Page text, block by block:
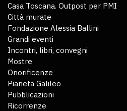
Casa Toscana. Outpost per PMI
Città murate
Fondazione Alessia Ballini
Grandi eventi
Incontri, libri, convegni
Mostre
Onorificenze
Pianeta Galileo
Pubblicazioni
Ricorrenze